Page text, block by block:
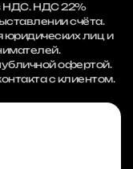
НДС. НДС 22%
счёта.
юридических лиц и
офертой.
с клиентом.